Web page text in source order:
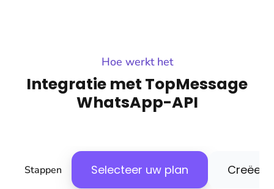
Hoe werkt het
Integratie met TopMessage
WhatsApp-API
Stappen Selecteer uw plan Creëer